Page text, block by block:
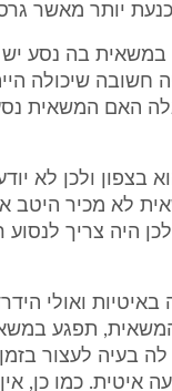
יותר מאשר
במשאית בה נסע
חשובה שיכולה
האם המשאית
בצפון ולכן לא
לא מכיר היטב
היה צריך לנסוע
ואולי
תפגע
בעיה לעצור
כמו כן,